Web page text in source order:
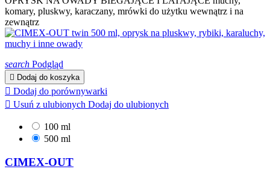
komary, pluskwy, karaczany, mrówki do użytku wewnątrz i na
zewnątrz
search Podgląd
 Dodaj do koszyka
 Dodaj do porównywarki
 Usuń z ulubionych Dodaj do ulubionych
100 ml
500 ml
CIMEX-OUT